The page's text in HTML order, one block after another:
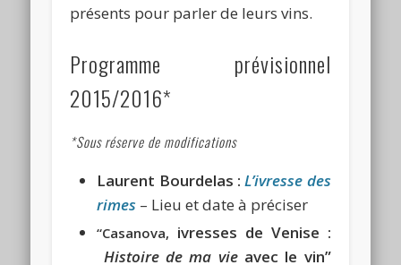
présents pour parler de leurs vins.
Programme prévisionnel
2015/2016*
*Sous réserve de modifications
Laurent Bourdelas : L’ivresse des
rimes – Lieu et date à préciser
“Casanova, ivresses de Venise :
Histoire de ma vieavec le vin”